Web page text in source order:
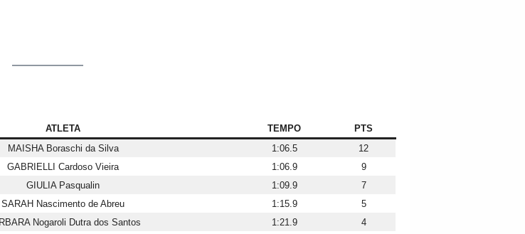
ATLETA TEMPO
PTS
MAISHA Boraschi da Silva 1:06.5
12
GABRIELLI Cardoso Vieira 1:06.9
9
GIULIA Pasqualin 1:09.9
7
SARAH Nascimento de Abreu 1:15.9
5
Nogaroli Dutra dos Santos 1:21.9
4